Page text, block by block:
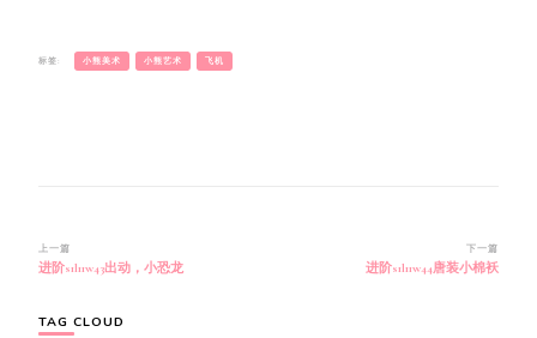
标签: 小熊美术 小熊艺术 飞机
博
文
航
上一篇
进阶s1l11w43出动，小恐龙
下一篇
进阶s1l11w44唐装小棉袄
TAG CLOUD